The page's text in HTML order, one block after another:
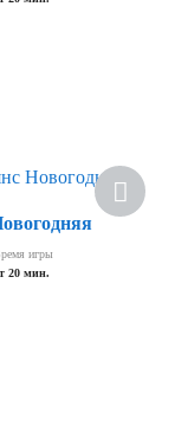
игры
20 мин.